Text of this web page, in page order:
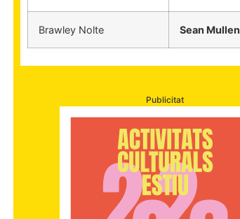
Brawley Nolte Sean Mullen
Publicitat